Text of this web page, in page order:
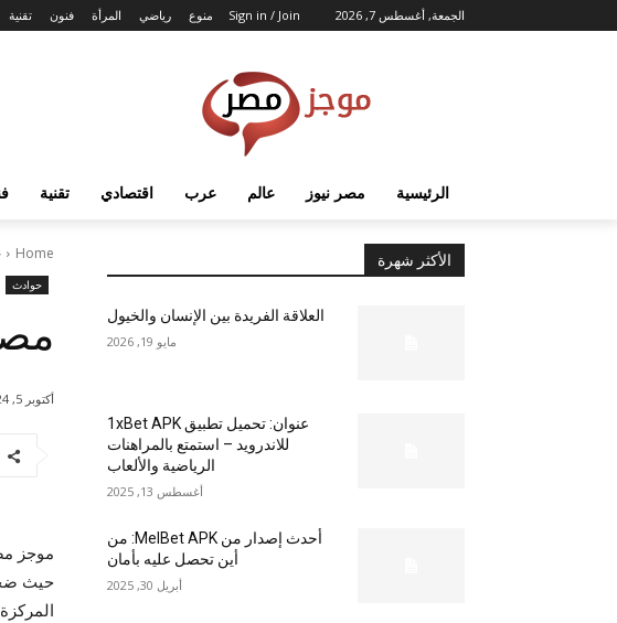
الجمعة, أغسطس 7, 2026 Sign in / Join تقنية فنون المرأة رياضي منوع
الرئيسية مصر نيوز عالم عرب اقتصادي تقنية
Home
حوادث
أكتوبر 5, 2024
موجز
حيث
الأكثر شهرة
العلاقة الفريدة بين الإنسان والخيول
مايو 19, 2026
عنوان: تحميل تطبيق 1xBet APK
للاندرويد – استمتع بالمراهنات
الرياضية والألعاب
أغسطس 13, 2025
أحدث إصدار من MelBet APK: من
أين تحصل عليه بأمان
أبريل 30, 2025